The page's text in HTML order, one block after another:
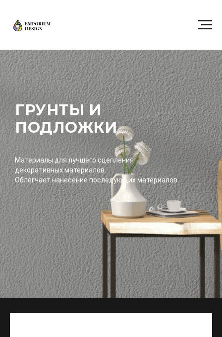
ГРУНТЫ И
ПОДЛОЖКИ
Материалы для лучшего сцепления
декоративных материалов.
Облегчает нанесение последующих материалов.